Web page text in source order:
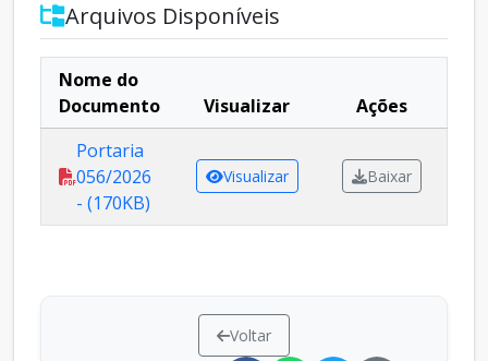
Arquivos Disponíveis
Nome do
Documento
Visualizar
Ações
Portaria
056/2026
- (170KB)
Visualizar Baixar
Voltar